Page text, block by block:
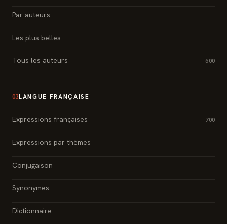
Par auteurs
Les plus belles
Tous les auteurs 500
03LANGUE FRANÇAISE
Expressions françaises 700
Expressions par thèmes
Conjugaison
Synonymes
Dictionnaire